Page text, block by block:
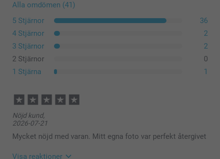
Alla omdömen (41)
5 Stjärnor
36
4 Stjärnor
2
3 Stjärnor
2
2 Stjärnor
0
1 Stjärna
1
Nöjd kund,
2026-07-21
Mycket nöjd med varan. Mitt egna foto var perfekt återgivet
Visa reaktioner